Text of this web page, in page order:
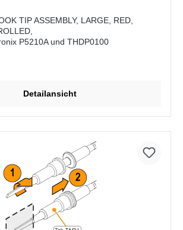
TIP ASSEMBLY, LARGE, RED,
P5210A und THDP0100
Detailansicht